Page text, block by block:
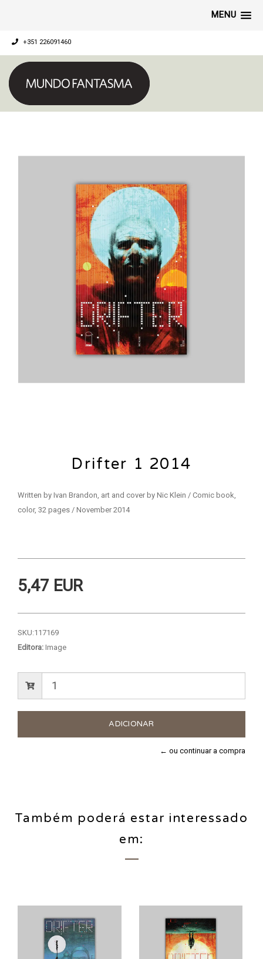
MENU
+351 226091460
Drifter 1 2014
Written by Ivan Brandon, art and cover by Nic Klein / Comic book,
color, 32 pages / November 2014
5,47 EUR
SKU:117169
Editora: Image
← ou continuar a compra
Também poderá estar interessado
em: